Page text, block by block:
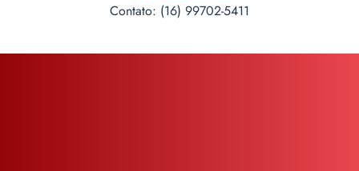
Contato: (16) 99702-5411